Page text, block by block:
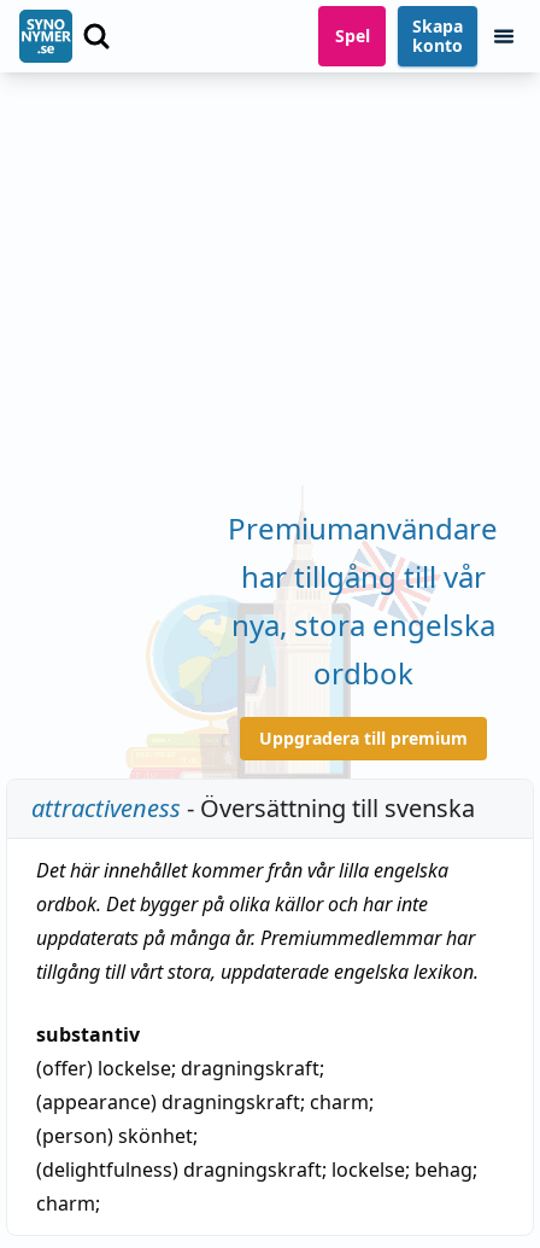
Spel
Skapa
konto
Premiumanvändare
har tillgång till vår
nya, stora engelska
ordbok
Uppgradera till premium
attractiveness - Översättning till svenska
Det här innehållet kommer från vår lilla engelska
ordbok. Det bygger på olika källor och har inte
uppdaterats på många år. Premiummedlemmar har
tillgång till vårt stora, uppdaterade engelska lexikon.
substantiv
(offer) lockelse; dragningskraft;
(appearance)dragningskraft; charm;
(person)skönhet;
(delightfulness)dragningskraft; lockelse; behag;
charm;